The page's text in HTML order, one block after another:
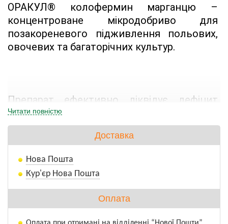
ОРАКУЛ® колофермин марганцю –
концентроване мікродобриво для
позакореневого підживлення польових,
овочевих та багаторічних культур.
Препарат ефективно ліквідує дефіцит
марганцю в рослинах. Не містить
баластних домішок, тому не викликає
опіків листя, повністю вбирається через
ОРАКУЛ® колофермин марганцюмає
потужний фізіологічний вплив на рослину,
який:
Читати повністю
Доставка
Нова Пошта
Кур'єр Нова Пошта
Оплата